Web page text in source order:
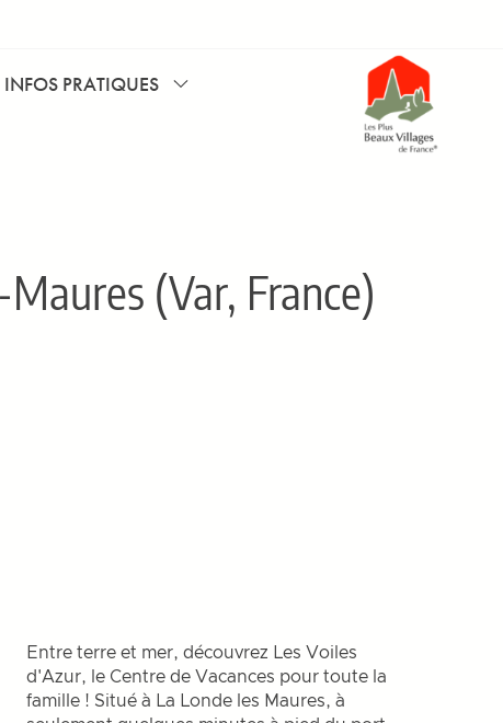
INFOS PRATIQUES
(Var, France)
Entre terre et mer, découvrez Les Voiles
d'Azur, le Centre de Vacances pour toute la
famille ! Situé à La Londe les Maures, à